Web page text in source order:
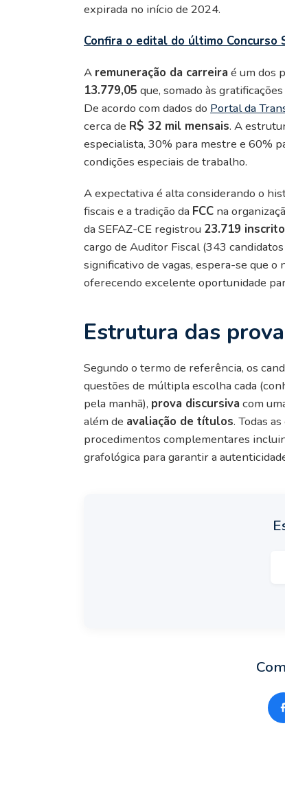
expirada no início de 2024.
Confira o edital do último Concurso
A remuneração da carreira é um dos
13.779,05 que, somado às
De acordo com dados do Portal da
cerca de R$ 32 mil mensais. A
especialista, 30% para mestre e 60%
condições especiais de trabalho.
A expectativa é alta considerando o
fiscais e a tradição da FCC na
da SEFAZ-CE registrou 23.719
cargo de Auditor Fiscal (343
significativo de vagas, espera-se que
oferecendo excelente oportunidade
Estrutura das
Segundo o termo de referência, os
questões de múltipla escolha cada
pela manhã), prova discursiva com
além de avaliação de títulos. Todas
procedimentos complementares
grafológica para garantir a